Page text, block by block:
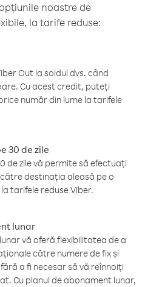
noastre de
la tarife reduse:
Out la soldul dvs. când
Cu acest credit, puteți
număr din lume la tarifele
30 de zile
de zile vă permite să efectuați
destinația aleasă pe o
tarifele reduse Viber.
lunar
vă oferă flexibilitatea de a
către numere de fix și
a fi necesar să vă reînnoiți
Cu planul de abonament lunar,